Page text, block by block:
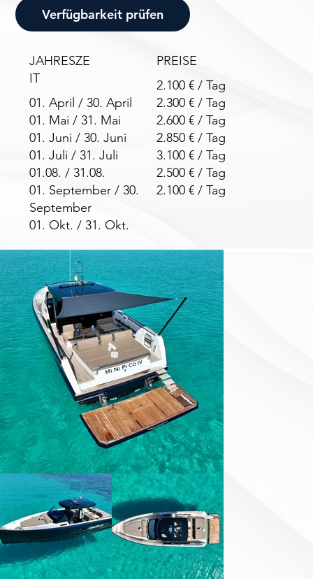
JAHRESZE
IT
01. April / 30. April
01. Mai / 31. Mai
01. Juni / 30. Juni
01. Juli / 31. Juli
01.08. / 31.08.
01. September / 30.
September
01. Okt. / 31. Okt.
PREISE
2.100 € / Tag
2.300 € / Tag
2.600 € / Tag
2.850 € / Tag
3.100 € / Tag
2.500 € / Tag
2.100 € / Tag
Verfügbarkeit prüfen